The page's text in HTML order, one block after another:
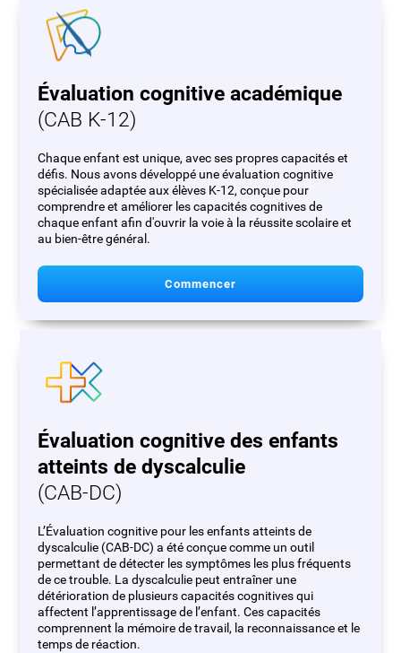
Évaluation cognitive académique
(CAB K-12)
Chaque enfant est unique, avec ses propres capacités et
défis. Nous avons développé une évaluation cognitive
spécialisée adaptée aux élèves K-12, conçue pour
comprendre et améliorer les capacités cognitives de
chaque enfant afin d'ouvrir la voie à la réussite scolaire et
au bien-être général.
Commencer
Évaluation cognitive des enfants
atteints de dyscalculie
(CAB-DC)
L’Évaluation cognitive pour les enfants atteints de
dyscalculie (CAB-DC) a été conçue comme un outil
permettant de détecter les symptômes les plus fréquents
de ce trouble. La dyscalculie peut entraîner une
détérioration de plusieurs capacités cognitives qui
affectent l’apprentissage de l’enfant. Ces capacités
comprennent la mémoire de travail, la reconnaissance et le
temps de réaction.